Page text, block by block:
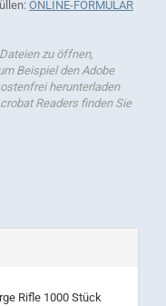
ONLINE-FORMULAR
zu öffnen,
Beispiel den Adobe
herunterladen
Readers finden Sie
Rifle 1000 Stück